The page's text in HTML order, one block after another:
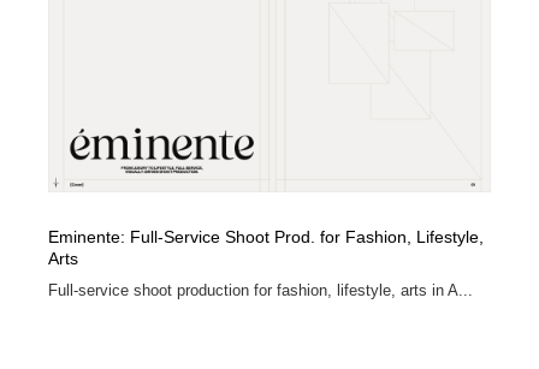
Eminente: Full-Service Shoot Prod. for Fashion, Lifestyle,
Arts
Full-service shoot production for fashion, lifestyle, arts in A...